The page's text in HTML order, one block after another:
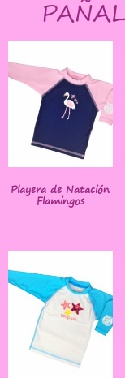
Playera de Natación
Flamingos